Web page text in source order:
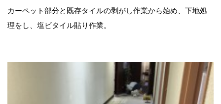
カーペット部分と既存タイルの剥がし作業から始め、下地処
理をし、塩ビタイル貼り作業。